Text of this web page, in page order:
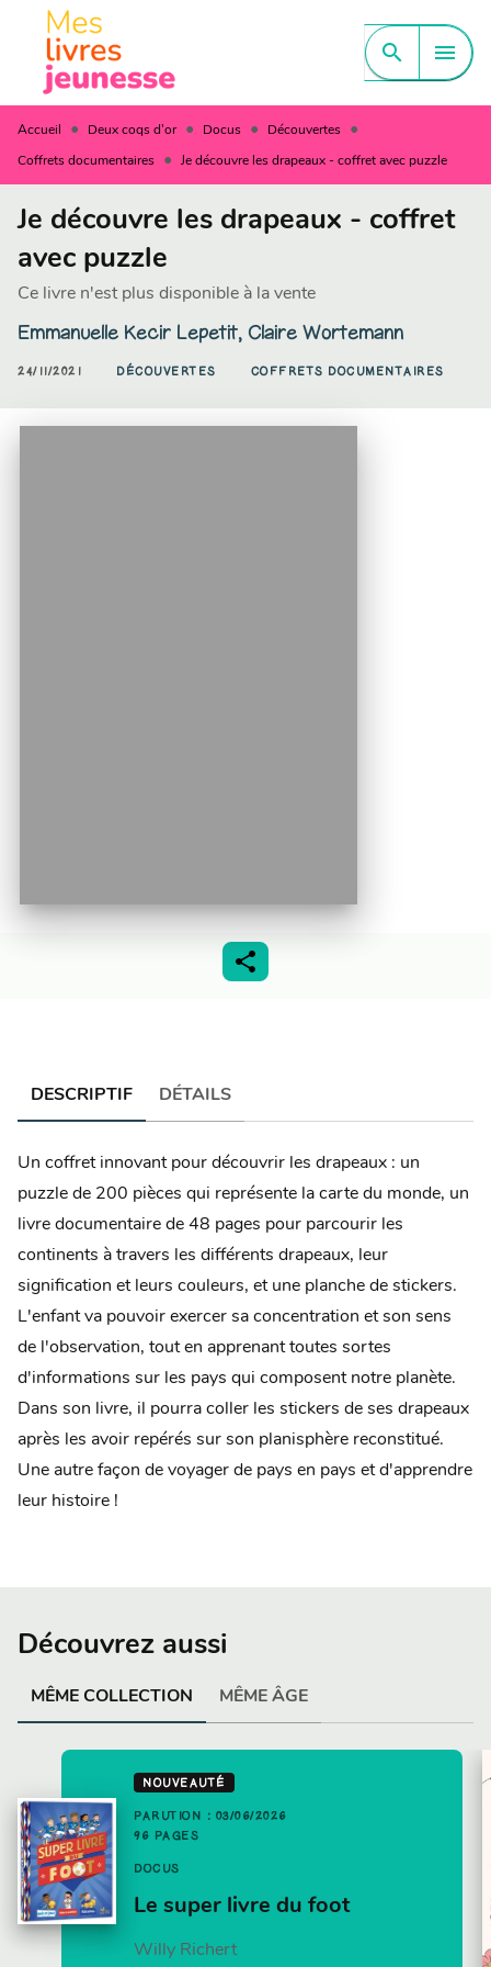
MENU CONTENU
PIED DE PAGE
search menu
Accueil • Deux coqs d'or • Docus • Découvertes •
Coffrets documentaires • Je découvre les drapeaux - coffret avec puzzle
Je découvre les drapeaux - coffret
avec puzzle
Ce livre n'est plus disponible à la vente
Emmanuelle Kecir Lepetit, Claire Wortemann
24/11/2021 DÉCOUVERTES COFFRETS DOCUMENTAIRES
DESCRIPTIF DÉTAILS
Un coffret innovant pour découvrir les drapeaux : un
puzzle de 200 pièces qui représente la carte du monde, un
livre documentaire de 48 pages pour parcourir les
continents à travers les différents drapeaux, leur
signification et leurs couleurs, et une planche de stickers.
L'enfant va pouvoir exercer sa concentration et son sens
de l'observation, tout en apprenant toutes sortes
d'informations sur les pays qui composent notre planète.
Dans son livre, il pourra coller les stickers de ses drapeaux
après les avoir repérés sur son planisphère reconstitué.
Une autre façon de voyager de pays en pays et d'apprendre
leur histoire !
Découvrez aussi
MÊME COLLECTION MÊME ÂGE
NOUVEAUTÉ
PARUTION : 03/06/2026
96 PAGES
DOCUS
Le super livre du foot
Willy Richert